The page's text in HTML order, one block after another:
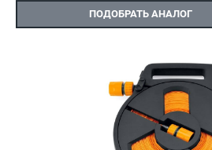
ПОДОБРАТЬ АНАЛОГ